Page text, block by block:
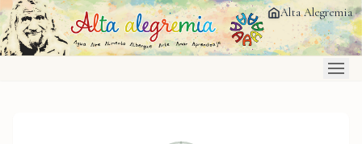
Saltar al contenido principal Alta Alegremia